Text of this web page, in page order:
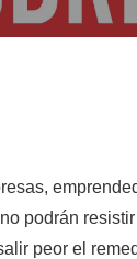
podrán
peor el